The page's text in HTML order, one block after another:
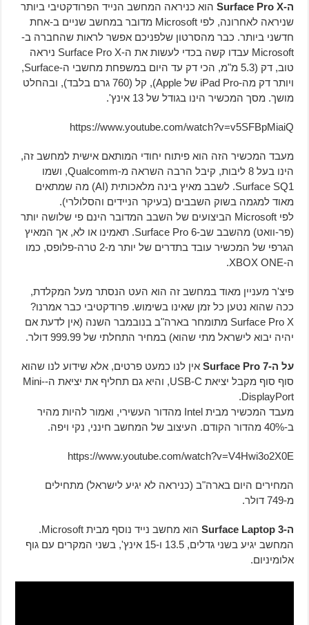
ה-Surface Pro X
הוא כניראה המחשב הנייד הפרודקטיבי ביותר
שניראה לאחרונה, לפי Microsoft מדובר במחשב שניים ב-אחת
חדשני ביותר. כבר מהסרטון שלפניכם אפשר לראות שהחברה ב-
Microsoft עבדו קשה בכדי לעשות את ה-Surface Pro X ניראה
טוב, דק (5.3 מ"מ, הכי דק עד היום במשפחת מחשבי ה-Surface,
ויותר דק מה-iPad Pro של Apple), קל (760 גרם בלבד), ובהחלט
מושך. מסך המכשיר הינו בגודל של 13 אינץ'.
https://www.youtube.com/watch?v=v5SFBpMiaiQ
מעבד המכשיר הזה הוא פיתוח יחודי המותאם אישית למחשב זה,
הינו בעל 8 ליבות, קיבל הרבה השראה מ-Qualcomm, ושמו
Surface SQ1. לשבב מאיץ בינה מלאכותית (AI) מה שמתאים
מאוד למגמה בשוק השבבים (בעיקר הניידים והסלולרי).
לפי Microsoft הביצועים של השבב המדובר הינם פי שלושה יותר
(פר-וואט) מהשבב שב-Surface Pro 6. תאמינו או לא, אך המאיץ
הגרפי של המכשיר עובד בתדרים של יותר מ-2 טרה-פלופס, כמו
ה-XBOX ONE.
פיצ'ר מעניין מאוד במחשב זה הוא העט הנסתר מעל המקלדת,
ככה שהוא נטען כל זמן שאינו בשימוש. פרודקטיבי כבר אמרנו?
Surface Pro X מתומחר בארה"ב בנובמבר השנה (אין לדעת אם
יהיה יבוא לישראל מתי שהוא) במחיר התחלתי של 999.99 דולר.
על ה-Surface Pro 7
אין לנו כמעט פרטים, אלא שידוע לנו שהוא
סוף סוף מקבל יציאת USB-C, והיא גם תחליף את יציאת ה-Mini-
DisplayPort.
מעבד המכשיר מבית Intel מהדור העשירי, ואמור להיות מהיר
ב-40% מהדור הקודם. העיצוב של המחשב חינני, נקי ויפה.
https://www.youtube.com/watch?v=V4Hwi3o2X0E
המחירים היום בארה"ב (כניראה לא יגיע לישראל) מתחילים
מ-749 דולר.
ה-Surface Laptop 3
הוא מחשב נייד נוסף מבית Microsoft.
המחשב יגיע בשני גדלים, 13.5 ו-15 אינץ', בשני המקרים עם גוף
אלומיניום.